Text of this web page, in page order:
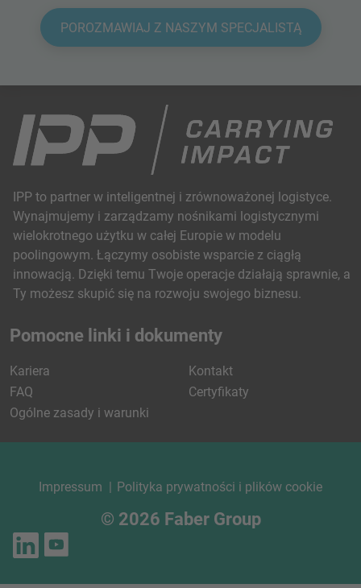
POROZMAWIAJ Z NASZYM SPECJALISTĄ
IPP to partner w inteligentnej i zrównoważonej logistyce.
Wynajmujemy i zarządzamy nośnikami logistycznymi
wielokrotnego użytku w całej Europie w modelu
poolingowym. Łączymy osobiste wsparcie z ciągłą
innowacją. Dzięki temu Twoje operacje działają sprawnie, a
Ty możesz skupić się na rozwoju swojego biznesu.
Pomocne linki i dokumenty
Kariera
Kontakt
FAQ
Certyfikaty
Ogólne zasady i warunki
© 2026 Faber Group
Impressum Polityka prywatności i plików cookie